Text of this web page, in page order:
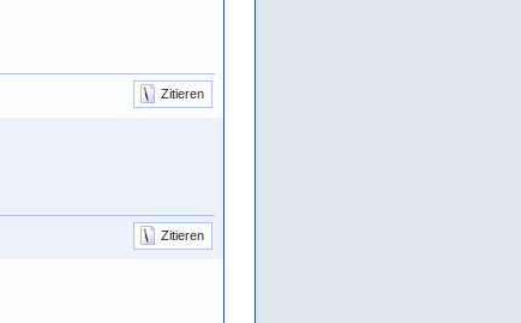
Zitieren
Zitieren